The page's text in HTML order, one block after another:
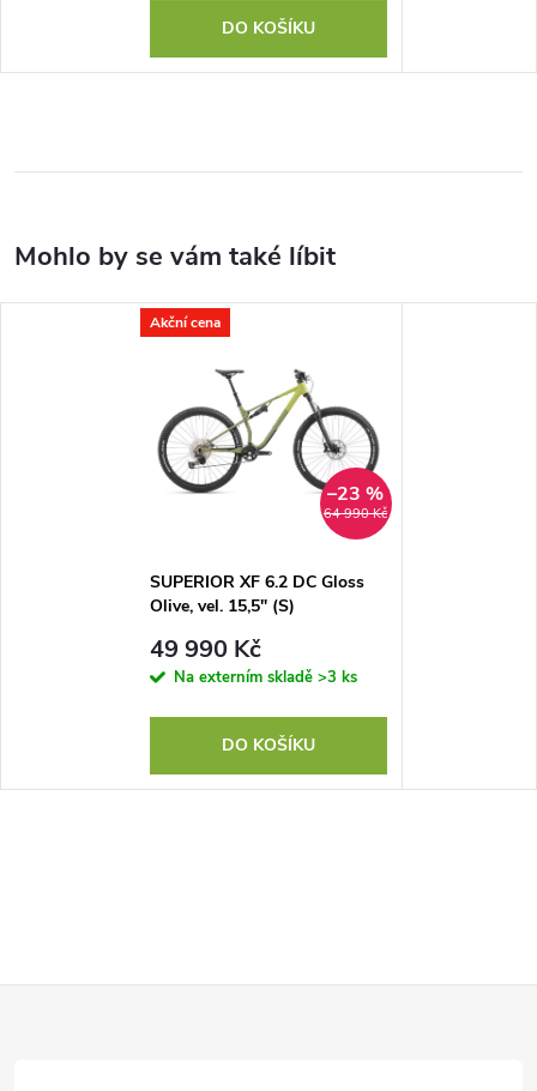
DO KOŠÍKU
Akční cena
64 990 Kč
–23 %
SUPERIOR XF 6.2 DC Gloss
Olive, vel. 15,5" (S)
49 990 Kč
Na externím skladě >3 ks
DO KOŠÍKU